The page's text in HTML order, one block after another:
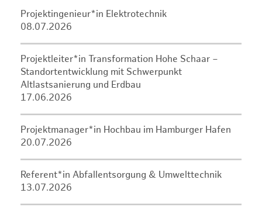
Projektingenieur*in Elektrotechnik
08.07.2026
Projektleiter*in Transformation Hohe Schaar –
Standortentwicklung mit Schwerpunkt
Altlastsanierung und Erdbau
17.06.2026
Projektmanager*in Hochbau im Hamburger Hafen
20.07.2026
Referent*in Abfallentsorgung & Umwelttechnik
13.07.2026